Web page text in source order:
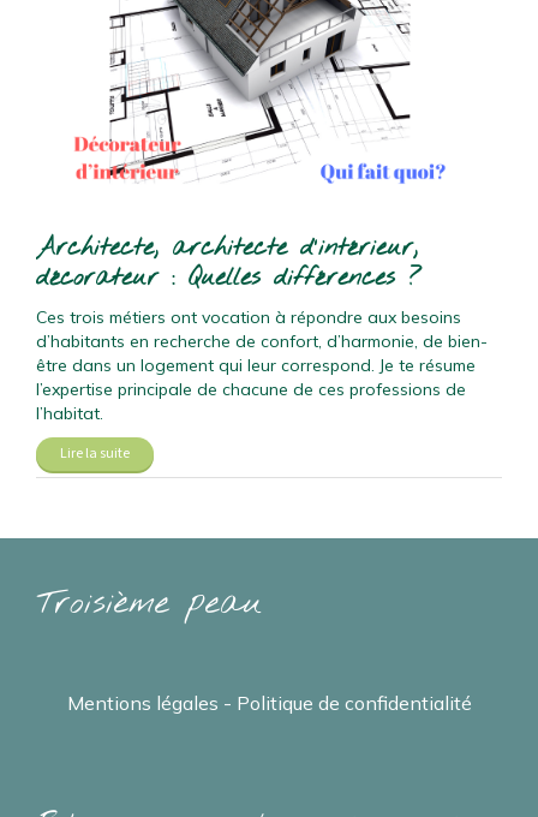
Architecte, architecte d’intérieur,
décorateur : Quelles différences ?
Ces trois métiers ont vocation à répondre aux besoins
d’habitants en recherche de confort, d’harmonie, de bien-
être dans un logement qui leur correspond. Je te résume
l’expertise principale de chacune de ces professions de
l’habitat.
Lire la suite
Troisième peau
Mentions légales - Politique de confidentialité